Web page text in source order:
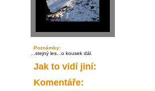
Poznámky:
...stejný les...o kousek dál.
Jak to vidí jiní:
Komentáře: